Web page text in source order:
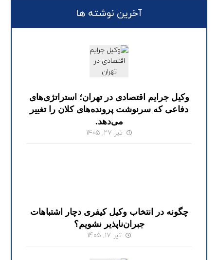
آخرین نوشته ها
وکیل جرایم اقتصادی در تهران؛ استراتژی‌های
دفاعی که سرنوشت پرونده‌های کلان را تغییر
می‌دهد.
تیر ۲۷, ۱۴۰۵
چگونه در انتخاب وکیل کیفری دچار اشتباهات
جبران‌ناپذیر نشویم؟
تیر ۱۷, ۱۴۰۵